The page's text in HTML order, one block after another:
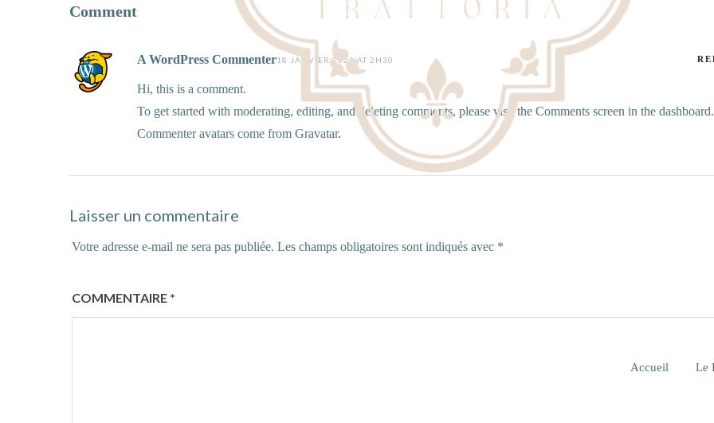
Accueil Le
Comment
A WordPress Commenter18 JANVIER 2021 AT 2H30
Hi, this is a comment.
To get started with moderating, editing, and deleting comments, please visit the Comments screen in the dashboard.
Commenter avatars come from Gravatar.
Laisser un commentaire
Votre adresse e-mail ne sera pas publiée. Les champs obligatoires sont indiqués avec *
COMMENTAIRE *